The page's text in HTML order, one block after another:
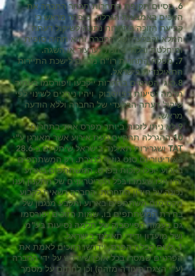
6. בסיום תקופת התחרות תבחר החברה את
הזוכים באמצעות הגרלה. מובהר מראש כי
קביעת הזוכה בתחרות נתונה לשיקול דעתה
המלא והבלעדי של החברה והיא תהיה סופית
ומוחלטת ובלתי ניתנת לערעור או השגה.
7. מפקח התחרות רו"ח מטעם לישכת התיירות
התאילנדית בישראל.
8.סוגי הפרסים בתחרות ייקבעו ויפורסמו בעמוד
תלמה נסיעות בפייסבוק ויהיו ניתנים לשינוי לפי
שיקול דעתה הבלעדי של החברה וללא הודעה
מראש.
9.לא ניתן לזכות ביותר מפרס אחד בתחרות.
10.ההגרלה תתקיים בעת אירוע אשר מאורגן ע"י
TAT ושגרירות תאילנד בישראל שיתקיים ב-28.6
באודיטוריום סנט גוזיף בנצרת. רק המשתתפים
בארוע יוכלו לזכות בפרס. המשתתפים בארוע
יהיו אלו שעמדו בכל הקריטריונים של התקנון וענו
נכונה על חידון התחרות. החברה רשאית לקבוע
מקסימום משתתפים בארוע ותקבע מנגנון של
בחירת המשתתפים בו. שמות הזוכים יפורסמו
גם בעמוד הפייסבוק של תלמה נסיעות בע"מ
ושל מועדון ידידי תאילנד בישראל.
1. לשם קבלת הפרס, יידרשו הזוכים לאמת את
הפרטים שמסרו בכל אופן שיידרש על ידי החברה
(ע"י הצגת תעודה מזהה) וכן לחתום על מסמך